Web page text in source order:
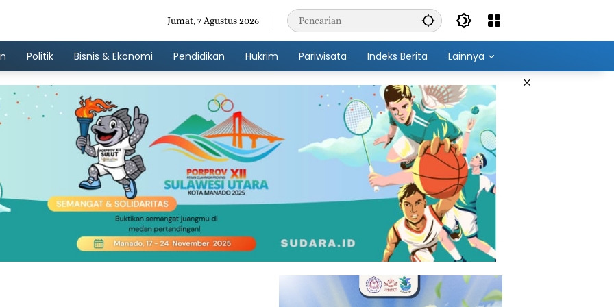
Jumat, 7 Agustus 2026
Politik Bisnis & Ekonomi Pendidikan Hukrim Pariwisata Indeks Berita Lainnya
×